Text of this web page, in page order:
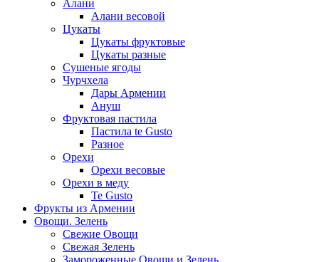
Алани
Алани весовой
Цукаты
Цукаты фруктовые
Цукаты разные
Сушеные ягоды
Чурчхела
Дары Армении
Ануш
Фруктовая пастила
Пастила te Gusto
Разное
Орехи
Орехи весовые
Орехи в меду
Te Gusto
Фрукты из Армении
Овощи. Зелень
Свежие Овощи
Свежая Зелень
Замороженные Овощи и Зелень